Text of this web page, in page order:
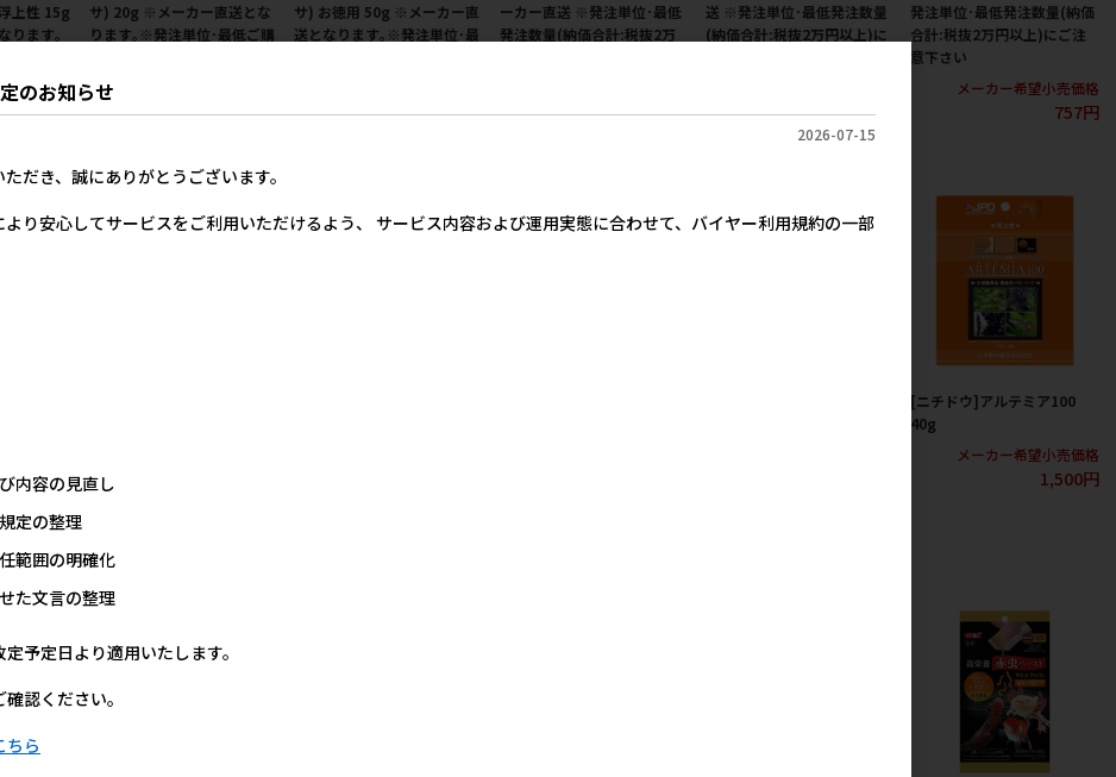
上性 15g
ります｡
小売価格
サ) 20g ※メーカー直送とな
ります｡※発注単位･最低ご購
490円
サ) お徳用 50g ※メーカー直
送となります｡※発注単位･最
867円
ーカー直送 ※発注単位･最低
発注数量(納価合計:税抜2万
5,400円
送 ※発注単位･最低発注数量
(納価合計:税抜2万円以上)に
1,400円
発注単位･最低発注数量(納価
合計:税抜2万円以上)にご注
意下さい
メーカー希望小売価格
757円
注数量
小売価格
[ニチドウ]アルテミア100
40g
メーカー希望小売価格
1,500円
のお知らせ
2026-07-15
だき、誠にありがとうございます。
り安心してサービスをご利用いただけるよう、 サービス内容および運用実態に合わせて、バイヤー利用規約の一部
内容の見直し
定の整理
範囲の明確化
た文言の整理
予定日より適用いたします。
認ください。
ちら